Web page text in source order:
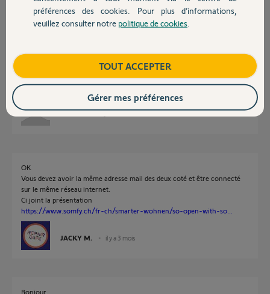
Contact
JACKY M. il y a 3 mois
J'ai les matériels présents dans votre liste.
Merci.
Cécile D. il y a 3 mois
OK
Vous devez avoir la même adresse mail des deux coté et être connecté
sur le même réseau internet.
Ci joint la présentation
https://www.somfy.ch/fr-ch/smarter-wohnen/so-open-with-so...
JACKY M. il y a 3 mois
Bonjour,
préférences des cookies. Pour plus d’informations,
veuillez consulter notre politique de cookies
TOUT ACCEPTER
Gérer mes préférences